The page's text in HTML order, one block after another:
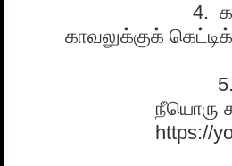
4.
காவலுக்குக்
நீயொரு
https://